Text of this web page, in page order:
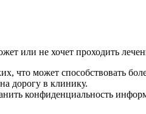
или не хочет проходить
что может способствовать
дорогу в клинику.
конфиденциальность